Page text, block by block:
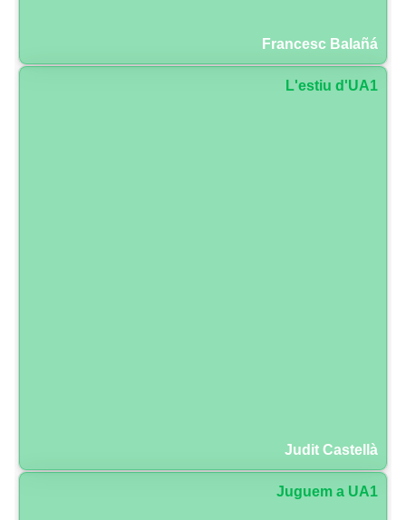
Francesc Balañá
L'estiu d'UA1
Judit Castellà
Juguem a UA1